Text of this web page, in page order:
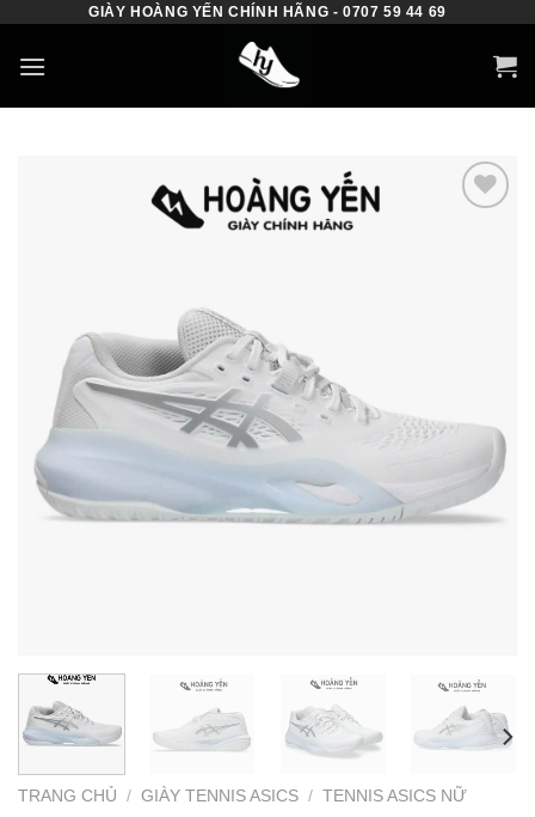
content
GIÀY HOÀNG YẾN CHÍNH HÃNG - 0707 59 44 69
TRANG CHỦ / GIÀY TENNIS ASICS / TENNIS ASICS NỮ